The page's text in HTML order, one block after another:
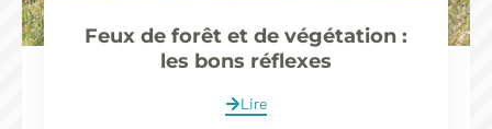
Feux de forêt et de végétation :
les bons réflexes
Lire